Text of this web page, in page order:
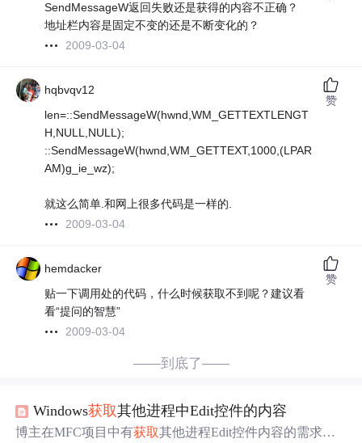
SendMessageW返回失败还是获得的内容不正确？
地址栏内容是固定不变的还是不断变化的？
2009-03-04
hqbvqv12
len=::SendMessageW(hwnd,WM_GETTEXTLENGT
H,NULL,NULL);
::SendMessageW(hwnd,WM_GETTEXT,1000,(LPAR
AM)g_ie_wz);
就这么简单.和网上很多代码是一样的.
2009-03-04
赞
hemdacker
贴一下调用处的代码，什么时候获取不到呢？建议看
看“提问的智慧”
2009-03-04
赞
——到底了——
Windows获取其他进程中Edit控件的内容
博主在MFC项目中有获取其他进程Edit控件内容的需求，